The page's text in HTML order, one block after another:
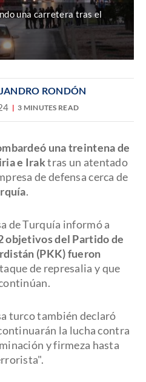
una carretera tras el
RONDÓN
3 MINUTES READ
una treintena de
e Iraktras un atentado
de defensa cerca de
.
de Turquía informó a
objetivos del Partido de
(PKK) fueron
de represalia y que
turco también declaró
la lucha contra
y firmeza hasta